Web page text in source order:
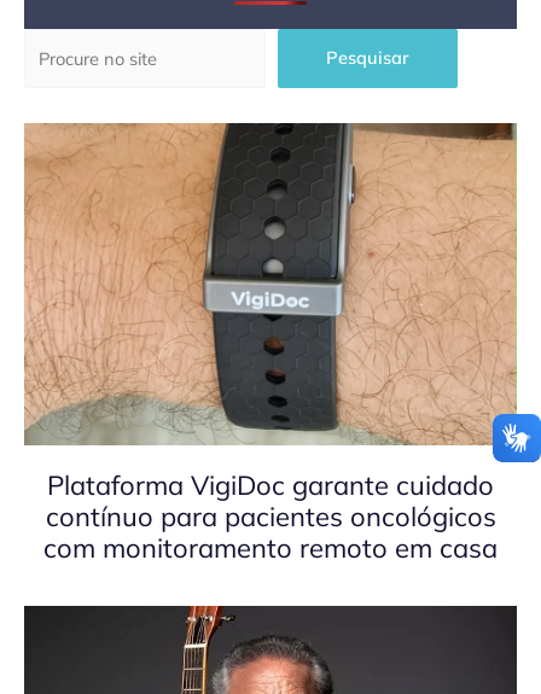
Pesquisar
Plataforma VigiDoc garante cuidado
contínuo para pacientes oncológicos
com monitoramento remoto em casa